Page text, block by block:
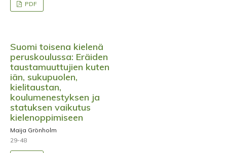
PDF
Suomi toisena kielenä
peruskoulussa: Eräiden
taustamuuttujien kuten
iän, sukupuolen,
kielitaustan,
koulumenestyksen ja
statuksen vaikutus
kielenoppimiseen
Maija Grönholm
29-48